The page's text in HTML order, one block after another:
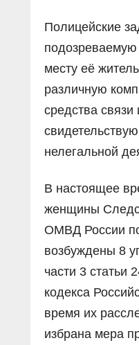
Полицейские
месту её
различную
средства
нелегальной
В настоящее
женщины
ОМВД России по
возбуждены 8
части 3 статьи
кодекса
время их
избрана мера